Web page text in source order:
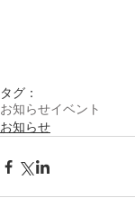
タグ：
お知らせイベント
お知らせ